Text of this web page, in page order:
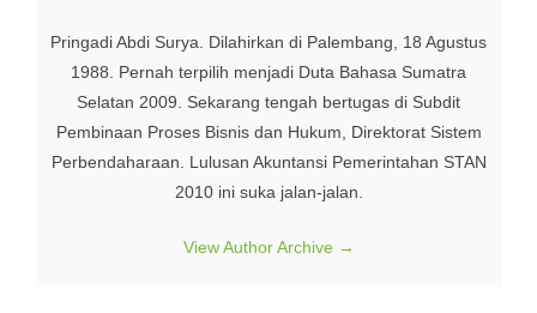
Pringadi Abdi Surya. Dilahirkan di Palembang, 18 Agustus
1988. Pernah terpilih menjadi Duta Bahasa Sumatra
Selatan 2009. Sekarang tengah bertugas di Subdit
Pembinaan Proses Bisnis dan Hukum, Direktorat Sistem
Perbendaharaan. Lulusan Akuntansi Pemerintahan STAN
2010 ini suka jalan-jalan.
View Author Archive →